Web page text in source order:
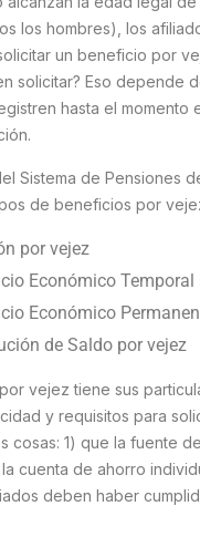
los hombres), los
un beneficio por
solicitar? Eso depende
hasta el momento
Sistema de Pensiones
de beneficios por
por vejez
Económico Temporal
Económico
de Saldo por vejez
vejez tiene sus
y requisitos para
cosas: 1) que la fuente
cuenta de ahorro
deben haber